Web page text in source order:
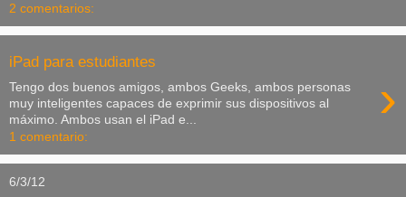
2 comentarios:
iPad para estudiantes
›
Tengo dos buenos amigos, ambos Geeks, ambos personas
muy inteligentes capaces de exprimir sus dispositivos al
máximo. Ambos usan el iPad e...
1 comentario:
6/3/12